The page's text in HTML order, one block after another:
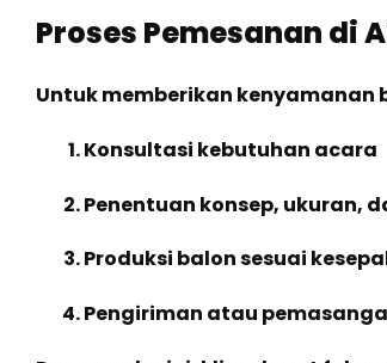
Proses Pemesanan di
Untuk memberikan kenyamanan
Konsultasi kebutuhan acara
Penentuan konsep, ukuran,
Produksi balon sesuai
Pengiriman atau